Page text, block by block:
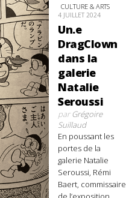
CULTURE & ARTS
4 JUILLET 2024
Un.e
DragClown
dans la
galerie
Natalie
Seroussi
parGrégoire
Suillaud
En poussant les
portes de la
galerie Natalie
Seroussi, Rémi
Baert, commissaire